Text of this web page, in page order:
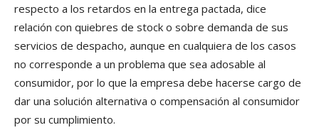
respecto a los retardos en la entrega pactada, dice
relación con quiebres de stock o sobre demanda de sus
servicios de despacho, aunque en cualquiera de los casos
no corresponde a un problema que sea adosable al
consumidor, por lo que la empresa debe hacerse cargo de
dar una solución alternativa o compensación al consumidor
por su cumplimiento.